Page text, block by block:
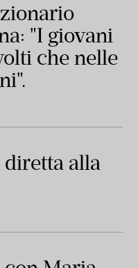
"I giovani
che nelle
diretta alla